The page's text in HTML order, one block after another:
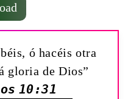
ó hacéis otra
gloria de Dios”
10:31